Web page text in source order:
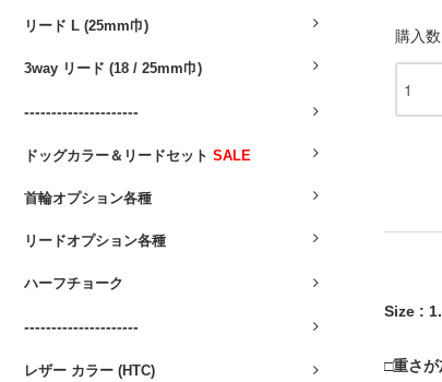
リード L (25mm巾)
3way リード (18 / 25mm巾)
---------------------
ドッグカラー＆リードセット SALE
首輪オプション各種
リードオプション各種
ハーフチョーク
---------------------
レザー カラー (HTC)
購入数
Size :
□重さが